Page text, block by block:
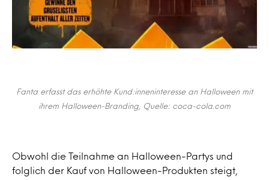
Fanta erfasst das erhöhte Kund:inneninteresse an Halloween mit
ihrem Halloween-Branding, Quelle: coca-cola.com
Obwohl die Teilnahme an Halloween-Partys und
folglich der Kauf von Halloween-Produkten steigt,